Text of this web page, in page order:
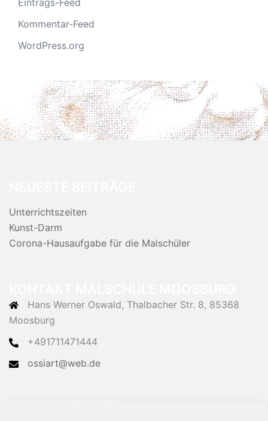
Eintrags-Feed
Kommentar-Feed
WordPress.org
Unterrichtszeiten
Kunst-Darm
Corona-Hausaufgabe für die Malschüler
Hans Werner Oswald, Thalbacher Str. 8, 85368
Moosburg
+491711471444
ossiart@web.de